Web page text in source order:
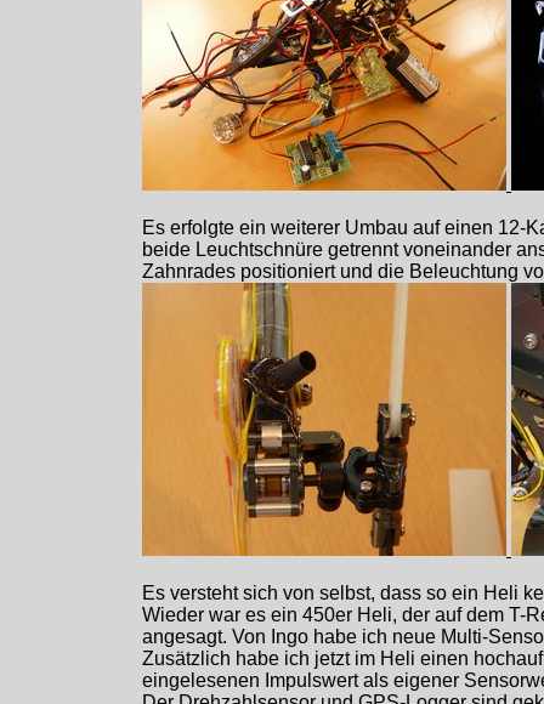
Es erfolgte ein weiterer Umbau auf einen 12-
beide Leuchtschnüre getrennt voneinander
Zahnrades positioniert und die Beleuchtung
Es versteht sich von selbst, dass so ein Heli
Wieder war es ein 450er Heli, der auf dem T-
angesagt. Von Ingo habe ich neue Multi-
Zusätzlich habe ich jetzt im Heli einen
eingelesenen Impulswert als eigener